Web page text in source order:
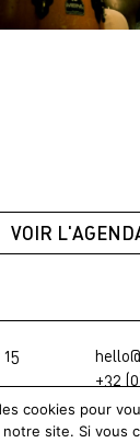
VOIR
+32
©
cookies pour
site. Si vous